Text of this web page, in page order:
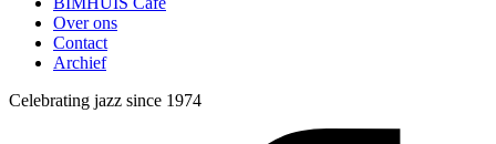
Over ons
Contact
Archief
Celebrating jazz since 1974